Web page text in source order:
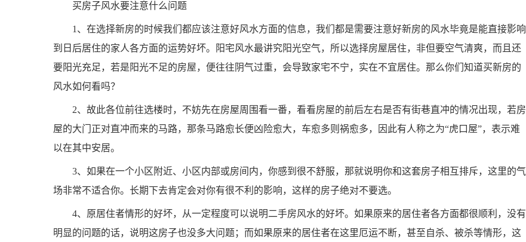
买房子风水要注意什么问题
1、在选择新房的时候我们都应该注意好风水方面的信息，我们都是需要注意好新房的风水毕竟是能直接影响
到日后居住的家人各方面的运势好坏。阳宅风水最讲究阳光空气，所以选择房屋居住，非但要空气清爽，而且还
要阳光充足，若是阳光不足的房屋，便往往阴气过重，会导致家宅不宁，实在不宜居住。那么你们知道买新房的
风水如何看吗？
2、故此各位前往选楼时，不妨先在房屋周围看一番，看看房屋的前后左右是否有街巷直冲的情况出现，若房
屋的大门正对直冲而来的马路，那条马路愈长便凶险愈大，车愈多则祸愈多，因此有人称之为“虎口屋”，表示难
以在其中安居。
3、如果在一个小区附近、小区内部或房间内，你感到很不舒服，那就说明你和这套房子相互排斥，这里的气
场非常不适合你。长期下去肯定会对你有很不利的影响，这样的房子绝对不要选。
4、原居住者情形的好坏，从一定程度可以说明二手房风水的好坏。如果原来的居住者各方面都很顺利，没有
明显的问题的话，说明这房子也没多大问题；而如果原来的居住者在这里厄运不断，甚至自杀、被杀等情形，这